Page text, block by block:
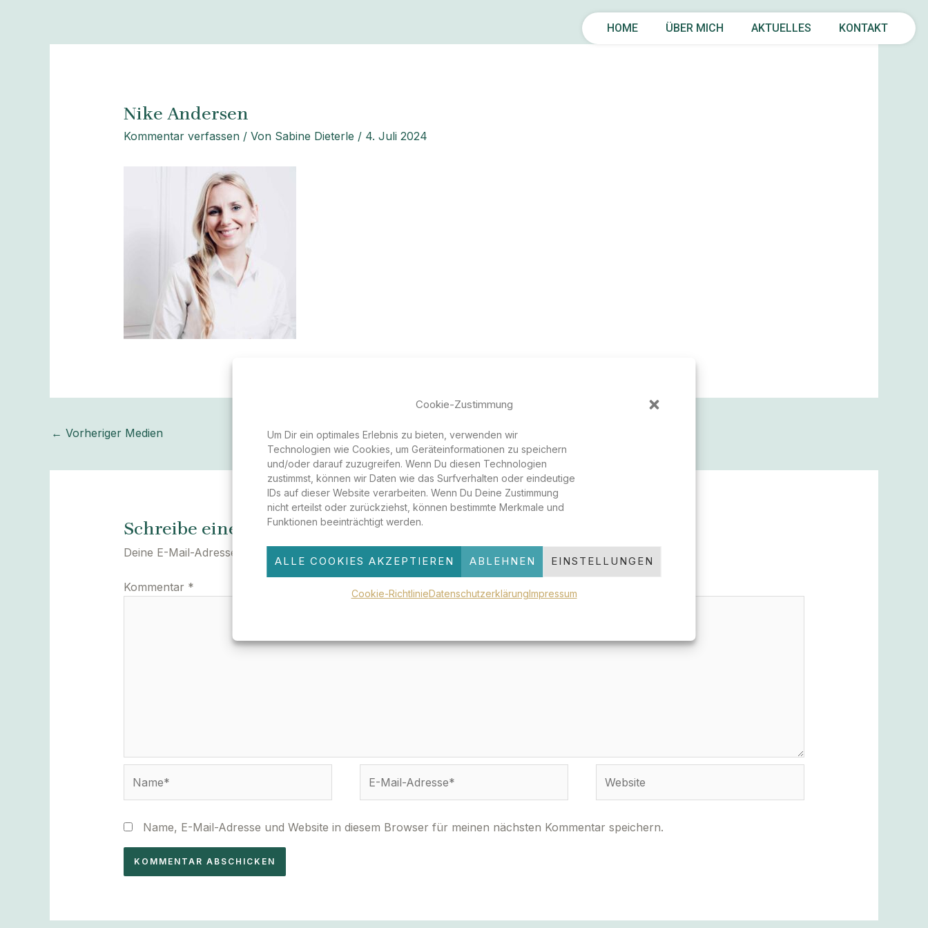
Cookie-Zustimmung
Um Dir ein optimales Erlebnis zu bieten, verwenden wir
Technologien wie Cookies, um Geräteinformationen zu speichern
und/oder darauf zuzugreifen. Wenn Du diesen Technologien
zustimmst, können wir Daten wie das Surfverhalten oder eindeutige
IDs auf dieser Website verarbeiten. Wenn Du Deine Zustimmung
nicht erteilst oder zurückziehst, können bestimmte Merkmale und
Funktionen beeinträchtigt werden.
ALLE COOKIES AKZEPTIEREN ABLEHNEN EINSTELLUNGEN
Cookie-RichtlinieDatenschutzerklärungImpressum
HOME ÜBER MICH AKTUELLES KONTAKT
Nike Andersen
Kommentar verfassen / Von Sabine Dieterle / 4. Juli 2024
← Vorheriger Medien
Schreibe einen Kommentar
Deine E-Mail-Adresse wird nicht veröffentlicht.
Kommentar *
Mail-
Name, E-Mail-Adresse und Website in diesem Browser für meinen nächsten Kommentar speichern.